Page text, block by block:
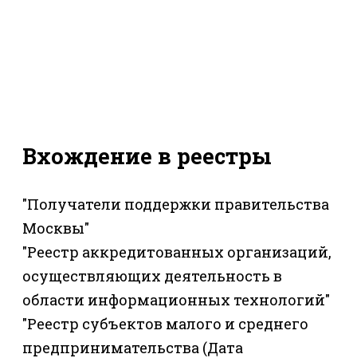
Вхождение в реестры
"Получатели поддержки правительства
Москвы"
"Реестр аккредитованных организаций,
осуществляющих деятельность в
области информационных технологий"
"Реестр субъектов малого и среднего
предпринимательства (Дата